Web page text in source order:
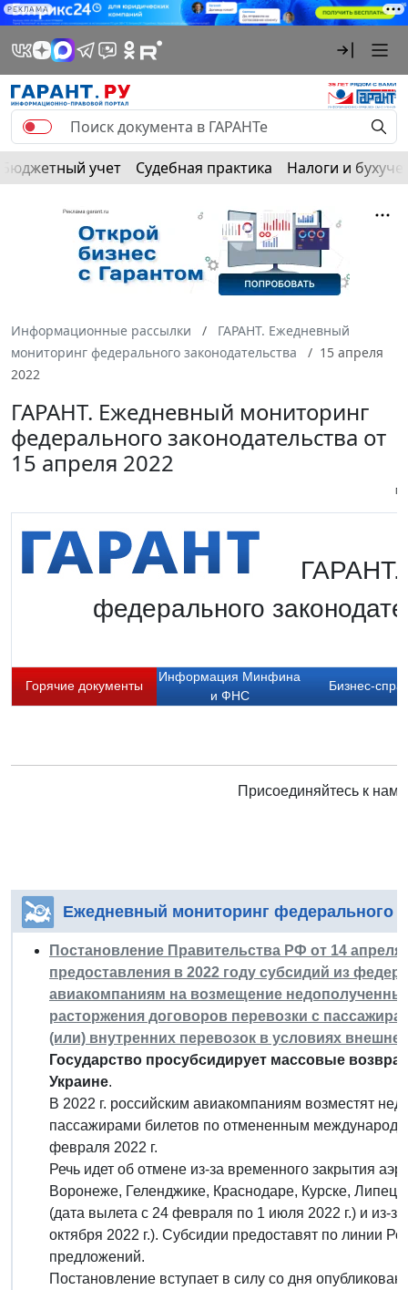
РЕКЛАМА
Бюджетный учет Судебная практика Налоги и
Информационные рассылки
ГАРАНТ. Ежедневный
мониторинг федерального законодательства
15 апреля
2022
ГАРАНТ. Ежедневный мониторинг
федерального законодательства от
15 апреля 2022
ГАРАНТ.
федерального
Горячие документы
Информация Минфина
и ФНС
Бизнес-
Присоединяйтесь к нам
Ежедневный мониторинг федерального
Постановление Правительства РФ от 14
предоставления в 2022 году субсидий из
авиакомпаниям на возмещение
расторжения договоров перевозки с
(или) внутренних перевозок в условиях
Государство просубсидирует массовые
Украине.
В 2022 г. российским авиакомпаниям возместят
пассажирами билетов по отмененным
февраля 2022 г.
Речь идет об отмене из-за временного закрытия
Воронеже, Геленджике, Краснодаре, Курске,
(дата вылета с 24 февраля по 1 июля 2022 г.) и из-
октября 2022 г.). Субсидии предоставят по линии
предложений.
Постановление вступает в силу со дня